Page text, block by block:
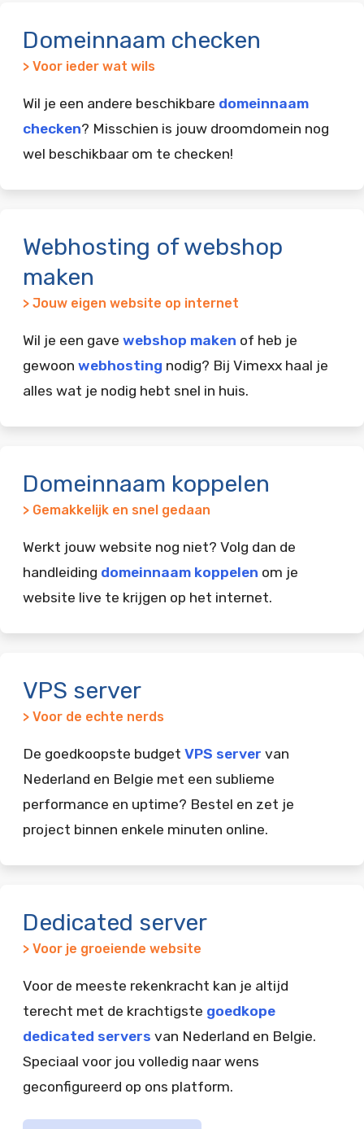
Domeinnaam checken
> Voor ieder wat wils
Wil je een andere beschikbare domeinnaam
checken? Misschien is jouw droomdomein nog
wel beschikbaar om te checken!
Webhosting of webshop
maken
> Jouw eigen website op internet
Wil je een gave webshop maken of heb je
gewoon webhosting nodig? Bij Vimexx haal je
alles wat je nodig hebt snel in huis.
Domeinnaam koppelen
> Gemakkelijk en snel gedaan
Werkt jouw website nog niet? Volg dan de
handleiding domeinnaam koppelen om je
website live te krijgen op het internet.
VPS server
> Voor de echte nerds
De goedkoopste budget VPS server van
Nederland en Belgie met een sublieme
performance en uptime? Bestel en zet je
project binnen enkele minuten online.
Dedicated server
> Voor je groeiende website
Voor de meeste rekenkracht kan je altijd
terecht met de krachtigste goedkope
dedicated servers van Nederland en Belgie.
Speciaal voor jou volledig naar wens
geconfigureerd op ons platform.